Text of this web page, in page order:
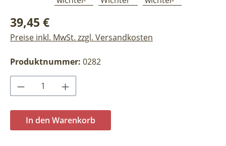
Regulärer Preis:
39,45 €
Preise inkl. MwSt. zzgl. Versandkosten
Produktnummer: 0282
Produkt Anzahl: Gib den gewünschten
In den Warenkorb